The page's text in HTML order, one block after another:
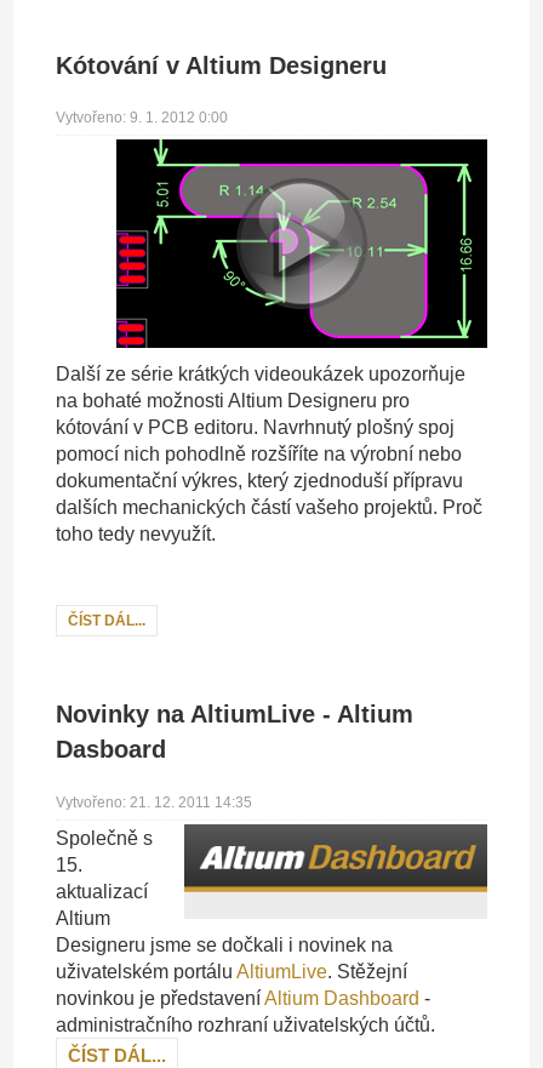
Kótování v Altium Designeru
Vytvořeno: 9. 1. 2012 0:00
Další ze série krátkých videoukázek upozorňuje
na bohaté možnosti Altium Designeru pro
kótování v PCB editoru. Navrhnutý plošný spoj
pomocí nich pohodlně rozšíříte na výrobní nebo
dokumentační výkres, který zjednoduší přípravu
dalších mechanických částí vašeho projektů. Proč
toho tedy nevyužít.
ČÍST DÁL...
Novinky na AltiumLive - Altium
Dasboard
Vytvořeno: 21. 12. 2011 14:35
Společně s
15.
aktualizací
Altium
Designeru jsme se dočkali i novinek na
uživatelském portáluAltiumLive. Stěžejní
novinkou je představeníAltium Dashboard -
administračního rozhraní uživatelských účtů.
ČÍST DÁL...